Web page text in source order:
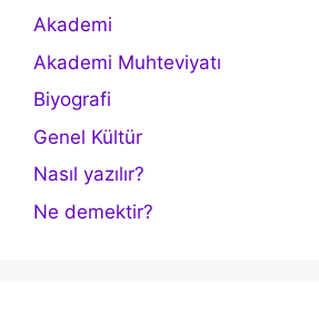
Akademi
Akademi Muhteviyatı
Biyografi
Genel Kültür
Nasıl yazılır?
Ne demektir?